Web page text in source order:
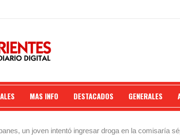
MAS INFO DESTACADOS GENERALES
un joven intentó ingresar droga en la comisaría